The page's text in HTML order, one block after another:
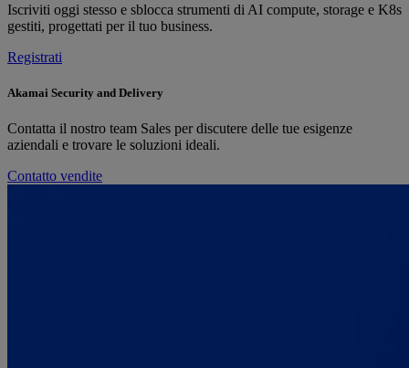
Iscriviti oggi stesso e sblocca strumenti di AI compute, storage e K8s
gestiti, progettati per il tuo business.
Registrati
Akamai Security and Delivery
Contatta il nostro team Sales per discutere delle tue esigenze
aziendali e trovare le soluzioni ideali.
Contatto vendite